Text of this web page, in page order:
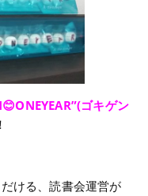
ゴキゲン
ける、読書会運営が